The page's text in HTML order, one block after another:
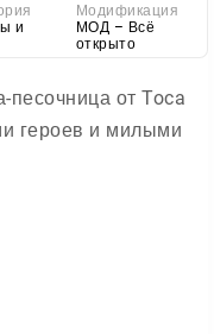
и
Модификация
МОД – Всё
открыто
песочница от Toca
героев и милыми